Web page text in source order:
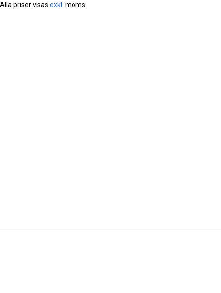
Alla priser visas exkl. moms.